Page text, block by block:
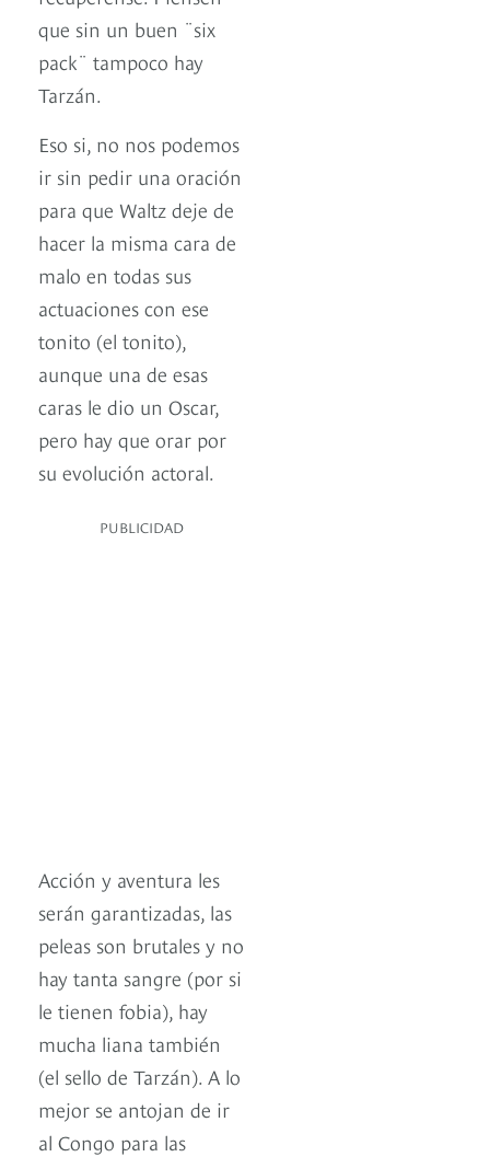
que sin un buen ¨six
pack¨ tampoco hay
Tarzán.
Eso si, no nos podemos
ir sin pedir una oración
para que Waltz deje de
hacer la misma cara de
malo en todas sus
actuaciones con ese
tonito (el tonito),
aunque una de esas
caras le dio un Oscar,
pero hay que orar por
su evolución actoral.
PUBLICIDAD
Acción y aventura les
serán garantizadas, las
peleas son brutales y no
hay tanta sangre (por si
le tienen fobia), hay
mucha liana también
(el sello de Tarzán). A lo
mejor se antojan de ir
al Congo para las